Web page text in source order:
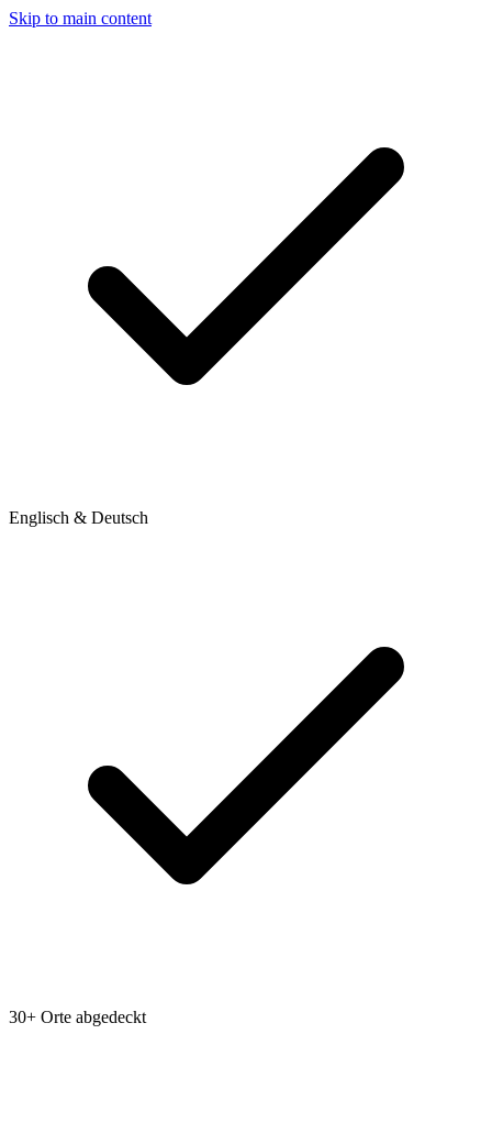
Skip to main content
Englisch & Deutsch
30+ Orte abgedeckt